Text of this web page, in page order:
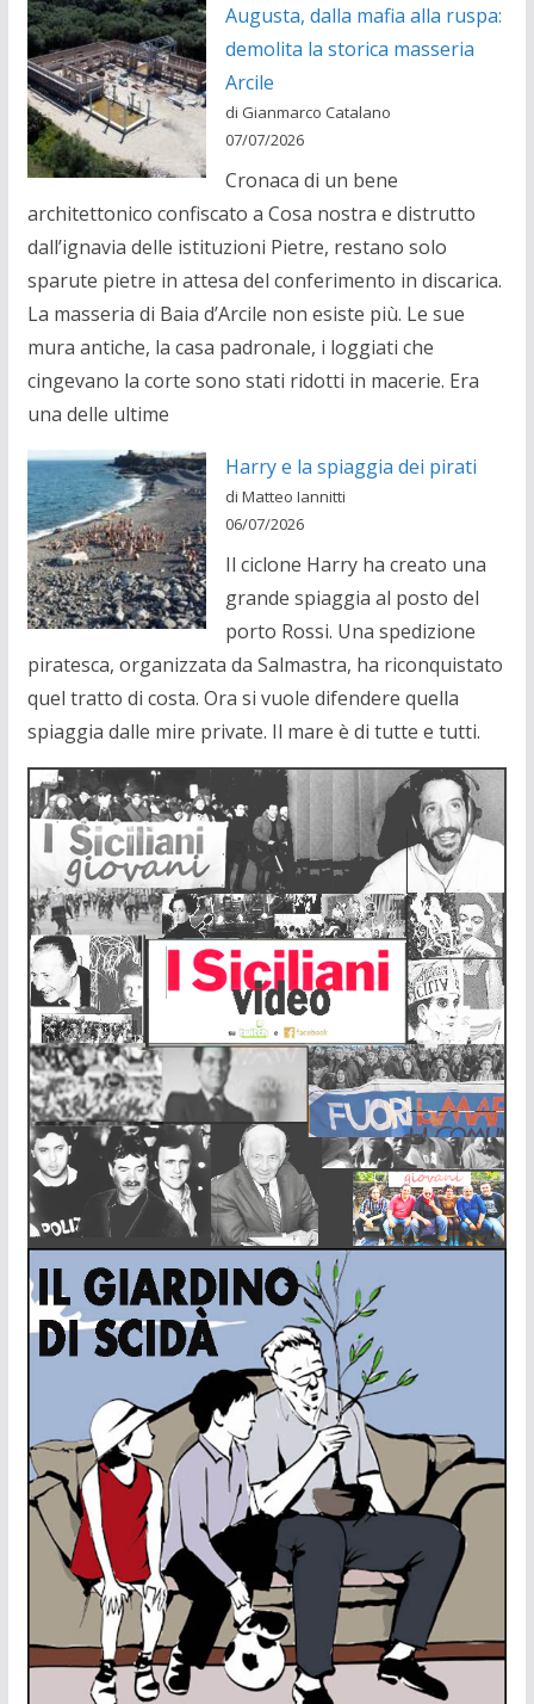
Augusta, dalla mafia alla ruspa:
demolita la storica masseria
Arcile
di Gianmarco Catalano
07/07/2026
Cronaca di un bene
architettonico confiscato a Cosa nostra e distrutto
dall’ignavia delle istituzioni Pietre, restano solo
sparute pietre in attesa del conferimento in discarica.
La masseria di Baia d’Arcile non esiste più. Le sue
mura antiche, la casa padronale, i loggiati che
cingevano la corte sono stati ridotti in macerie. Era
una delle ultime
Harry e la spiaggia dei pirati
di Matteo Iannitti
06/07/2026
Il ciclone Harry ha creato una
grande spiaggia al posto del
porto Rossi. Una spedizione
piratesca, organizzata da Salmastra, ha riconquistato
quel tratto di costa. Ora si vuole difendere quella
spiaggia dalle mire private. Il mare è di tutte e tutti.